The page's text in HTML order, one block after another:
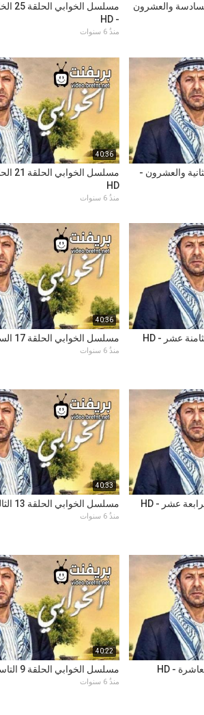
الخوابي الحلقة 26 السادسة والعشرون
- HD
منذُ 6 سنوات
الخوابي الحلقة 22 الثانية والعشرون -
40:36
مسلسل
HD
منذُ 6 سنوات
40:36
مسلسل الخوابي الحلقة 17 السابعة عشر - HD
منذُ 6 سنوات
40:33
مسلسل الخوابي الحلقة 13 الثالثة عشر - HD
منذُ 6 سنوات
40:22
مسلسل الخوابي الحلقة 9 التاسعة - HD
منذُ 6 سنوات